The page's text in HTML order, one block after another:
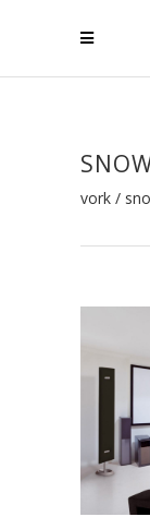
vork /